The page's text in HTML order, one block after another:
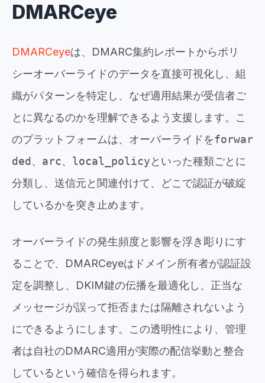
DMARCeye
DMARCeyeは、DMARC集約レポートからポリ
シーオーバーライドのデータを直接可視化し、組
織がパターンを特定し、なぜ適用結果が受信者ご
とに異なるのかを理解できるよう支援します。こ
のプラットフォームは、オーバーライドをforwar
ded、 arc、 local_policyといった種類ごとに
分類し、送信元と関連付けて、どこで認証が破綻
しているかを突き止めます。
オーバーライドの発生頻度と影響を浮き彫りにす
ることで、DMARCeyeはドメイン所有者が認証設
定を調整し、DKIM鍵の伝播を最適化し、正当な
メッセージが誤って拒否または隔離されないよう
にできるようにします。この透明性により、管理
者は自社のDMARC適用が実際の配信挙動と整合
しているという確信を得られます。